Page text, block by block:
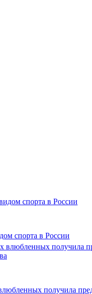
спорта в России
получила